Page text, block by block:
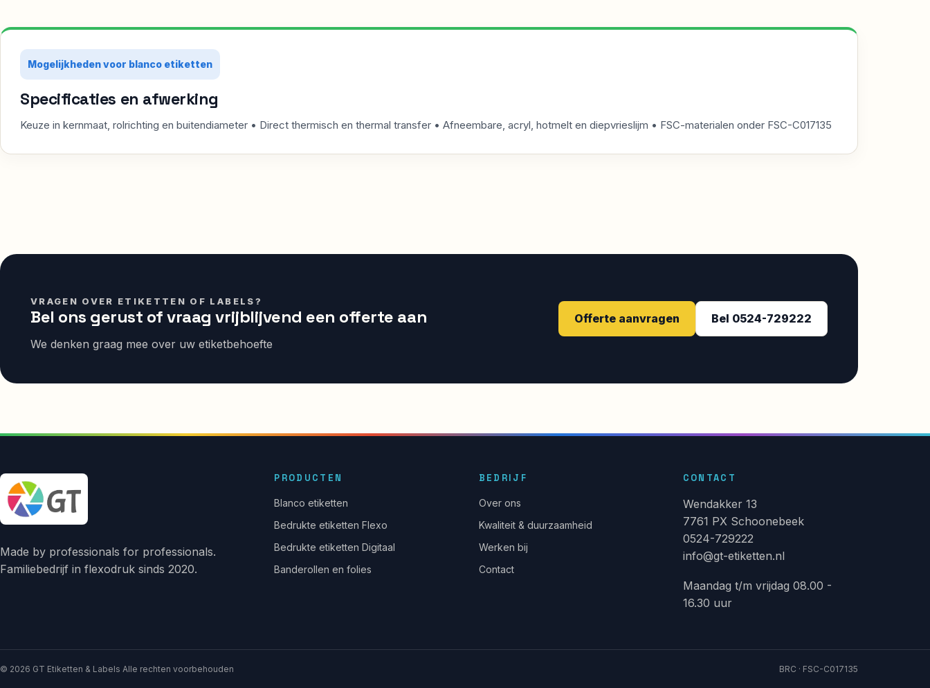
Mogelijkheden voor blanco etiketten
Specificaties en afwerking
Keuze in kernmaat, rolrichting en buitendiameter • Direct thermisch en thermal transfer • Afneembare, acryl, hotmelt en diepvrieslijm • FSC-materialen onder FSC-C017135
VRAGEN OVER ETIKETTEN OF LABELS?
Bel ons gerust of vraag vrijblijvend een offerte aan
We denken graag mee over uw etiketbehoefte
Offerte aanvragen Bel 0524-729222
Made by professionals for professionals.
Familiebedrijf in flexodruk sinds 2020.
PRODUCTEN
Blanco etiketten
Bedrukte etiketten Flexo
Bedrukte etiketten Digitaal
Banderollen en folies
BEDRIJF
Over ons
Kwaliteit & duurzaamheid
Werken bij
Contact
CONTACT
Wendakker 13
7761 PX Schoonebeek
0524-729222
info@gt-etiketten.nl
Maandag t/m vrijdag 08.00 -
16.30 uur
© 2026 GT Etiketten & Labels Alle rechten voorbehouden BRC · FSC-C017135